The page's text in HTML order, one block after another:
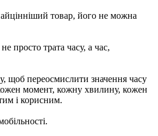
товар, його не можна
просто трата часу, а час,
щоб переосмислити значення часу
момент, кожну хвилину, кожен
і корисним.